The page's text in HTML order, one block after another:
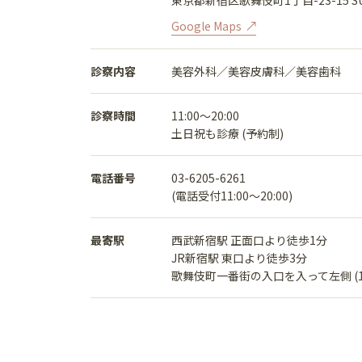
Google Maps
診察内容 美容外科／美容皮膚科／美容歯科
診察時間
11:00〜20:00
土日祝も診療 (予約制)
電話番号
03-6205-6261
(電話受付11:00〜20:00)
最寄駅
西武新宿駅 正面口より徒歩1分
JR新宿駅 東口より徒歩3分
歌舞伎町一番街の入口を入って左側